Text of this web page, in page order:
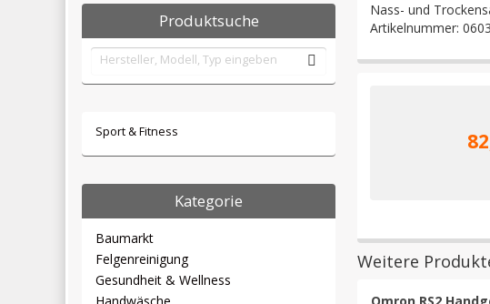
Produktsuche
Sport & Fitness
Kategorie
Baumarkt
Felgenreinigung
Gesundheit & Wellness
Nass- und
Artikelnummer:
Weitere